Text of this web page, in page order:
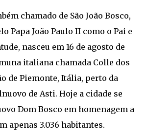
chamado de São João Bosco,
Papa João Paulo II como o Pai e
nasceu em 16 de agosto de
italiana chamada Colle dos
de Piemonte, Itália, perto da
de Asti. Hoje a cidade se
Dom Bosco em homenagem a
apenas 3.036 habitantes.